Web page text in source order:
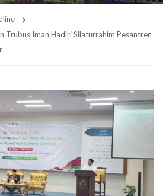
Trubus Iman Hadiri Silaturrahim Pesantren